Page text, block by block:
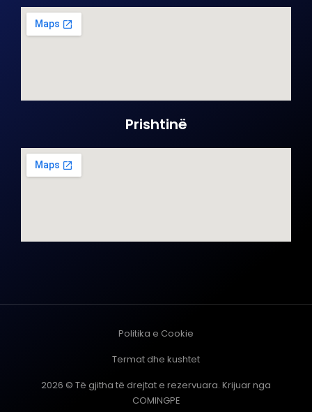
Prishtinë
2026 © Të gjitha të drejtat e rezervuara. Krijuar nga
COMINGPE
Politika e Cookie
Termat dhe kushtet